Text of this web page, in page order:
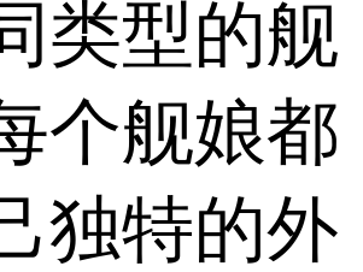
类型的舰
个舰娘都
独特的外